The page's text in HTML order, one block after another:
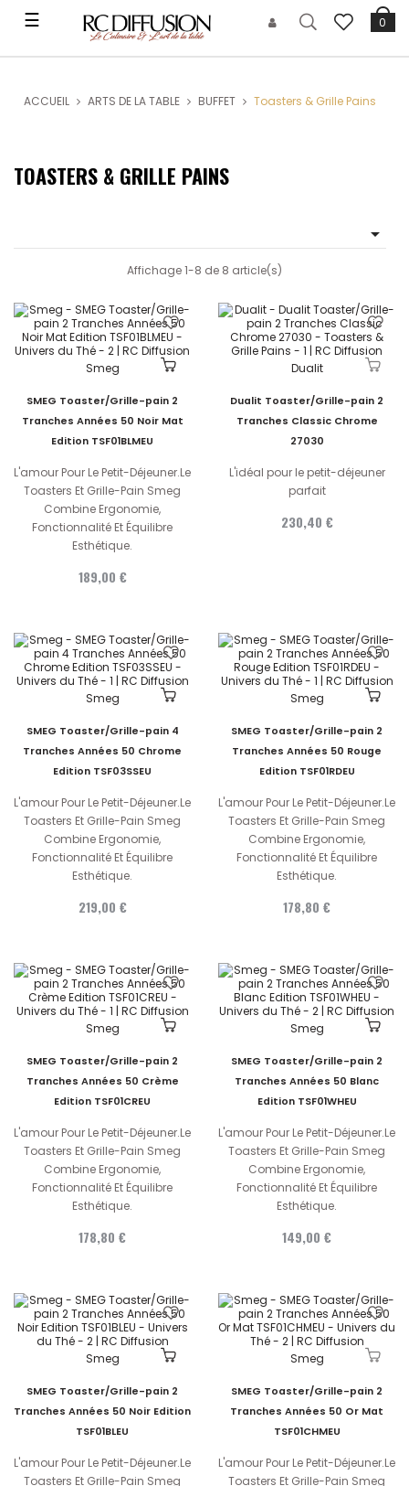
Basculer
la
navigation
☰ 0
ACCUEIL ARTS DE LA TABLE BUFFET Toasters & Grille Pains
TOASTERS & GRILLE PAINS

Affichage 1-8 de 8 article(s)
Smeg
SMEG Toaster/Grille-pain 2
Tranches Années 50 Noir Mat
Edition TSF01BLMEU
L'amour Pour Le Petit-Déjeuner.Le
Toasters Et Grille-Pain Smeg
Combine Ergonomie,
Fonctionnalité Et Équilibre
Esthétique.
189,00 €
Dualit
Dualit Toaster/Grille-pain 2
Tranches Classic Chrome
27030
L'idéal pour le petit-déjeuner
parfait
230,40 €
Smeg
SMEG Toaster/Grille-pain 4
Tranches Années 50 Chrome
Edition TSF03SSEU
L'amour Pour Le Petit-Déjeuner.Le
Toasters Et Grille-Pain Smeg
Combine Ergonomie,
Fonctionnalité Et Équilibre
Esthétique.
219,00 €
Smeg
SMEG Toaster/Grille-pain 2
Tranches Années 50 Rouge
Edition TSF01RDEU
L'amour Pour Le Petit-Déjeuner.Le
Toasters Et Grille-Pain Smeg
Combine Ergonomie,
Fonctionnalité Et Équilibre
Esthétique.
178,80 €
Smeg
SMEG Toaster/Grille-pain 2
Tranches Années 50 Crème
Edition TSF01CREU
L'amour Pour Le Petit-Déjeuner.Le
Toasters Et Grille-Pain Smeg
Combine Ergonomie,
Fonctionnalité Et Équilibre
Esthétique.
178,80 €
Smeg
SMEG Toaster/Grille-pain 2
Tranches Années 50 Blanc
Edition TSF01WHEU
L'amour Pour Le Petit-Déjeuner.Le
Toasters Et Grille-Pain Smeg
Combine Ergonomie,
Fonctionnalité Et Équilibre
Esthétique.
149,00 €
Smeg
SMEG Toaster/Grille-pain 2
Tranches Années 50 Noir Edition
TSF01BLEU
L'amour Pour Le Petit-Déjeuner.Le
Toasters Et Grille-Pain Smeg
Smeg
SMEG Toaster/Grille-pain 2
Tranches Années 50 Or Mat
TSF01CHMEU
L'amour Pour Le Petit-Déjeuner.Le
Toasters Et Grille-Pain Smeg